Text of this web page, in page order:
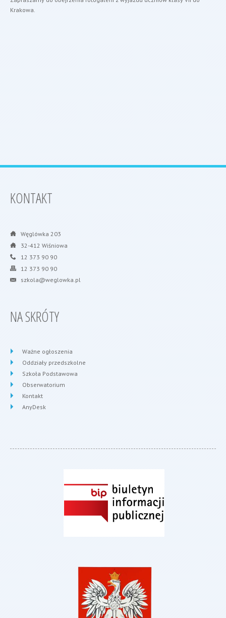
Krakowa.
KONTAKT
Węglówka 203
32-412 Wiśniowa
12 373 90 90
12 373 90 90
szkola@weglowka.pl
NA SKRÓTY
Ważne ogłoszenia
Oddziały przedszkolne
Szkoła Podstawowa
Obserwatorium
Kontakt
AnyDesk